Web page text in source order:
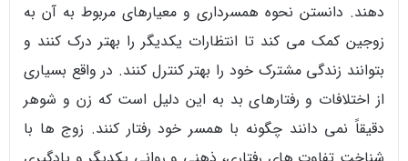
دهند. دانستن نحوه همسرداری و معیارهای مربوط به آن به
زوجین کمک می کند تا انتظارات یکدیگر را بهتر درک کنند و
بتوانند زندگی مشترک خود را بهتر کنترل کنند. در واقع بسیاری
از اختلافات و رفتارهای بد به این دلیل است که زن و شوهر
دقیقاً نمی دانند چگونه با همسر خود رفتار کنند. زوج ها با